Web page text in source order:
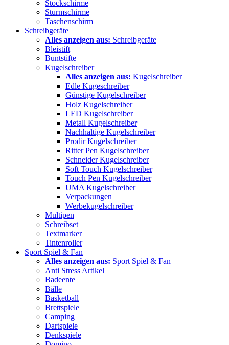
Stockschirme
Sturmschirme
Taschenschirm
Schreibgeräte
Alles anzeigen aus: Schreibgeräte
Bleistift
Buntstifte
Kugelschreiber
Alles anzeigen aus: Kugelschreiber
Edle Kugeschreiber
Günstige Kugelschreiber
Holz Kugelschreiber
LED Kugelschreiber
Metall Kugelschreiber
Nachhaltige Kugelschreiber
Prodir Kugelschreiber
Ritter Pen Kugelschreiber
Schneider Kugelschreiber
Soft Touch Kugelschreiber
Touch Pen Kugelschreiber
UMA Kugelschreiber
Verpackungen
Werbekugelschreiber
Multipen
Schreibset
Textmarker
Tintenroller
Sport Spiel & Fan
Alles anzeigen aus: Sport Spiel & Fan
Anti Stress Artikel
Badeente
Bälle
Basketball
Brettspiele
Camping
Dartspiele
Denkspiele